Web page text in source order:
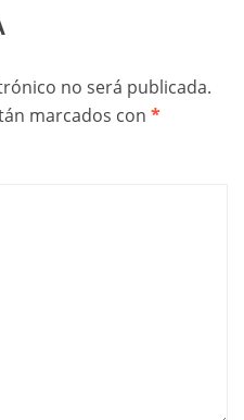
no será publicada.
marcados con *